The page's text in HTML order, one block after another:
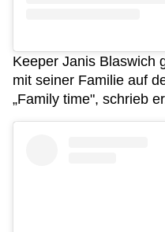
Keeper Janis Blaswich
mit seiner Familie auf
„Family time", schrieb